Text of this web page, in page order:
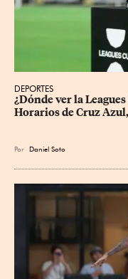
DEPORTES
¿Dónde ver la
Horarios de Cruz
Por Daniel Soto